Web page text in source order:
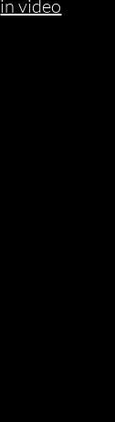
in video